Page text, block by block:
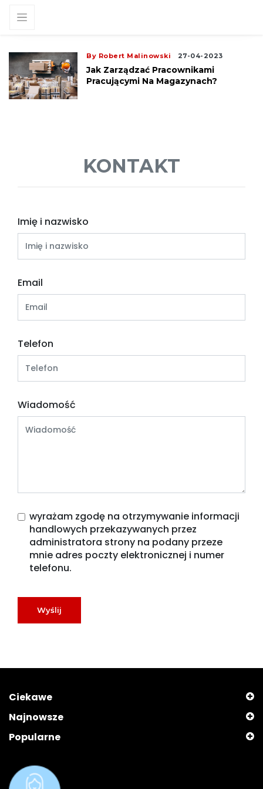
By Robert Malinowski 27-04-2023
Jak Zarządzać Pracownikami
Pracującymi Na Magazynach?
KONTAKT
Imię i nazwisko
Email
Telefon
Wiadomość
wyrażam zgodę na otrzymywanie informacji
handlowych przekazywanych przez
administratora strony na podany przeze
mnie adres poczty elektronicznej i numer
telefonu.
Wyślij
Ciekawe
Najnowsze
Popularne